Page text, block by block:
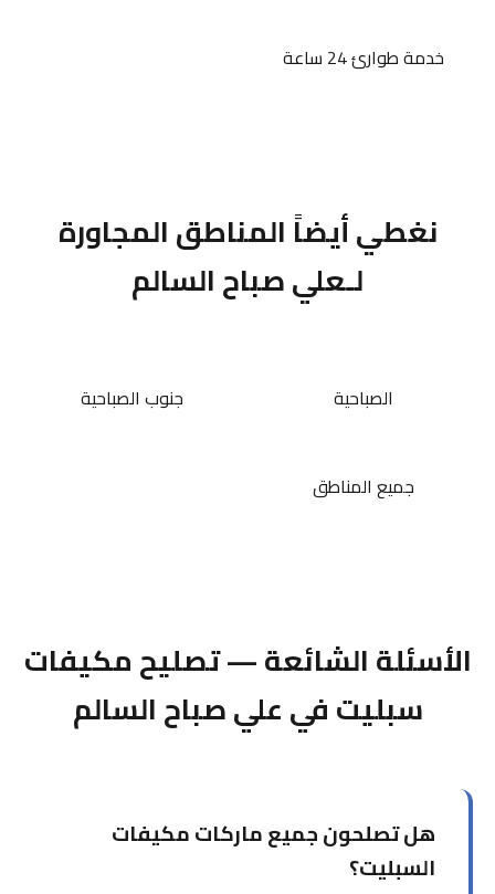
خدمة طوارئ 24 ساعة
نغطي أيضاً المناطق المجاورة
لـعلي صباح السالم
الصباحية جنوب الصباحية
جميع المناطق
الأسئلة الشائعة — تصليح مكيفات
سبليت في علي صباح السالم
هل تصلحون جميع ماركات مكيفات
السبليت؟